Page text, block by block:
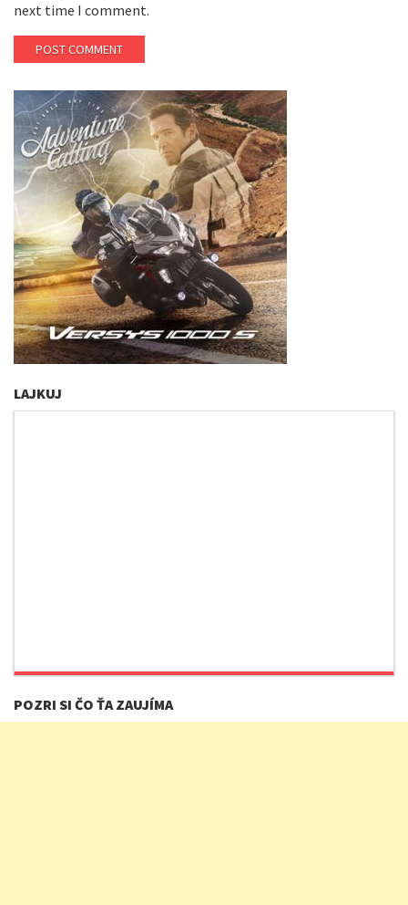
next time I comment.
LAJKUJ
POZRI SI ČO ŤA ZAUJÍMA